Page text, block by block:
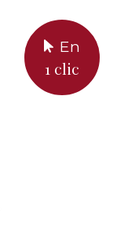
En
1 clic